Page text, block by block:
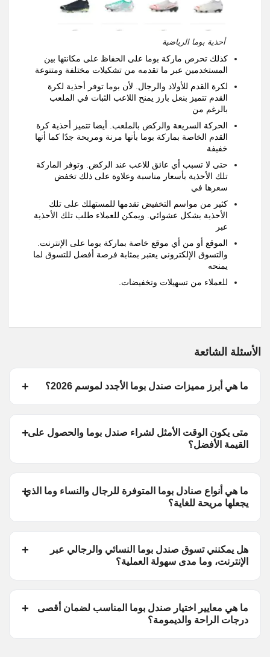
أحذية بوما الرياضية
كذلك تحرص ماركة بوما على الحفاظ على مكانتها بين
المستخدمين عبر ما تقدمه من تشكيلات مختلفة ومتنوعة
لكرة القدم للأولاد والرجال
لأن بوما توفر أحذية لكرة
القدم تتميز بنعل بارز يمنح اللاعب الثبات في الملعب
بالرغم من
الحركة السريعة والركض بالملعب
أيضا تتميز أحذية كرة
القدم الخاصة بماركة بوما بأنها مرنة ومريحة جدًا كما أنها
خفيفة
حتى لا تسبب أي عائق للاعب عند الركض
وتوفر الماركة
تلك الأحذية بأسعار مناسبة وعلاوة على ذلك تخفض
سعرها في
كثير من مواسم التخفيض تقدمها للمستهلك على تلك
الأحذية بشكل عشوائي
ويمكن للعملاء طلب تلك الأحذية
عبر
الموقع أو من أي موقع خاصة بماركة بوما على الإنترنت
والتسوق الإلكتروني يعتبر بمثابة فرصة أفضل للتسوق لما
يمنحه
للعملاء من تسهيلات وتخفيضات
الأسئلة الشائعة
ما هي أبرز مميزات صندل بوما الأجدد لموسم 2026؟
متى يكون الوقت الأمثل لشراء صندل بوما والحصول على
القيمة الأفضل؟
ما هي أنواع صنادل بوما المتوفرة للرجال والنساء وما الذي
يجعلها مريحة للغاية؟
هل يمكنني تسوق صندل بوما النسائي والرجالي عبر
الإنترنت، وما مدى سهولة العملية؟
ما هي معايير اختيار صندل بوما المناسب لضمان أقصى
درجات الراحة والديمومة؟